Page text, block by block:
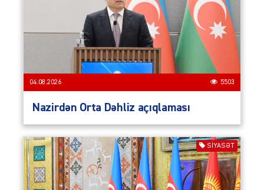
04.08.2026 5503
Nazirdən Orta Dəhliz açıqlaması
SIYASƏT